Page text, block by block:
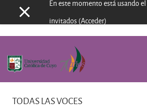
Salta al contenido principal
Panel lateral
En este momento está usando el
invitados (Acceder)
TODAS LAS VOCES